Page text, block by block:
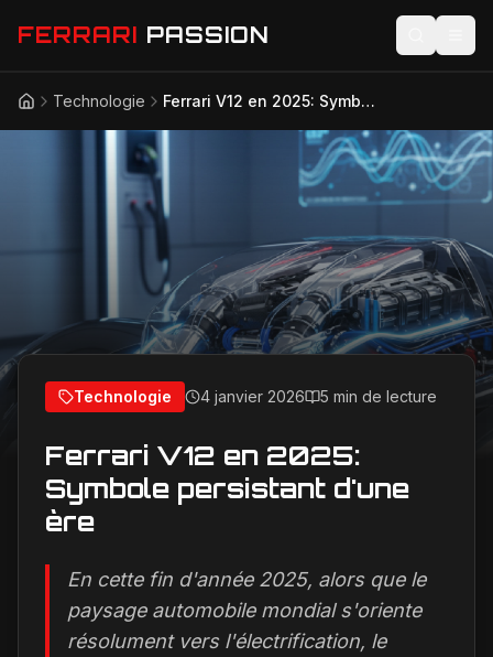
FERRARI PASSION
Actualités
AccueilTechnologie Ferrari V12 en 2025: Symbole persistant d'une ère
Technologie 4 janvier 2026 5 min de lecture
Ferrari V12 en 2025:
Symbole persistant d'une
ère
En cette fin d'année 2025, alors que le
paysage automobile mondial s'oriente
résolument vers l'électrification, le